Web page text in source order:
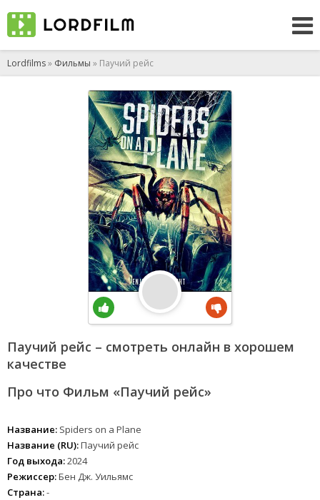
Lordfilms» Фильмы » Паучий рейс
Паучий рейс – смотреть онлайн в хорошем
качестве
Про что Фильм «Паучий рейс»
Название: Spiders on a Plane
Название (RU):Паучий рейс
Год выхода:2024
Режиссер:Бен Дж. Уильямс
Страна:-